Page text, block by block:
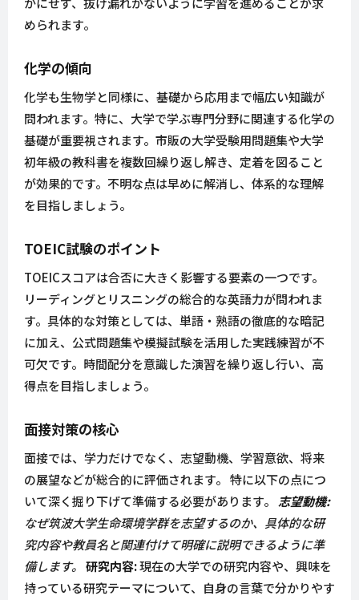
められます。
化学の傾向
化学も生物学と同様に、基礎から応用まで幅広い知識が
問われます。特に、大学で学ぶ専門分野に関連する化学の
基礎が重要視されます。市販の大学受験用問題集や大学
初年級の教科書を複数回繰り返し解き、定着を図ること
が効果的です。不明な点は早めに解消し、体系的な理解
を目指しましょう。
TOEIC試験のポイント
TOEICスコアは合否に大きく影響する要素の一つです。
リーディングとリスニングの総合的な英語力が問われま
す。具体的な対策としては、単語・熟語の徹底的な暗記
に加え、公式問題集や模擬試験を活用した実践練習が不
可欠です。時間配分を意識した演習を繰り返し行い、高
得点を目指しましょう。
面接対策の核心
面接では、学力だけでなく、志望動機、学習意欲、将来
の展望などが総合的に評価されます。 特に以下の点につ
いて深く掘り下げて準備する必要があります。 志望動機:
なぜ筑波大学生命環境学群を志望するのか、具体的な研
究内容や教員名と関連付けて明確に説明できるように準
備します。 研究内容:現在の大学での研究内容や、興味を
持っている研究テーマについて、自身の言葉で分かりやす